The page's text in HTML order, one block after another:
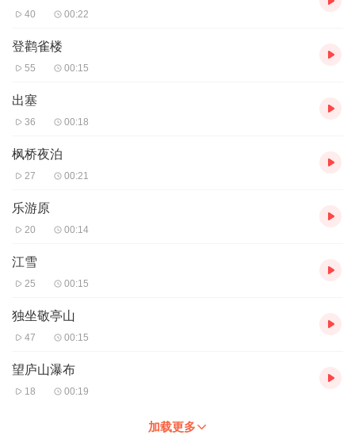
40 00:22
登鹳雀楼
55 00:15
出塞
36 00:18
枫桥夜泊
27 00:21
乐游原
20 00:14
江雪
25 00:15
独坐敬亭山
47 00:15
望庐山瀑布
18 00:19
加载更多